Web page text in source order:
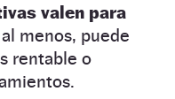
valen para
menos, puede
rentable o